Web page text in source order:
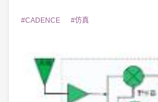
整流程。本文档基于用户提供的工具清
#CADENCE #仿真